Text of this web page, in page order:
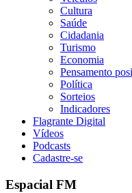
Cultura
Saúde
Cidadania
Turismo
Economia
Pensamento
Política
Sorteios
Indicadores
Flagrante Digital
Vídeos
Podcasts
Cadastre-se
Espacial FM